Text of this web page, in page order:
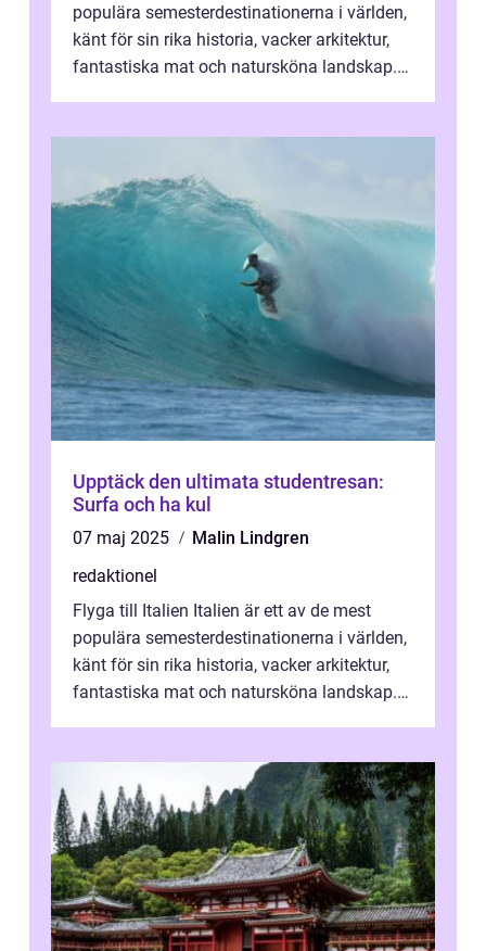
populära semesterdestinationerna i världen,
känt för sin rika historia, vacker arkitektur,
fantastiska mat och natursköna landskap.
Upptäck den ultimata studentresan:
Surfa och ha kul
07 maj 2025
Malin Lindgren
redaktionel
Flyga till Italien Italien är ett av de mest
populära semesterdestinationerna i världen,
känt för sin rika historia, vacker arkitektur,
fantastiska mat och natursköna landskap.